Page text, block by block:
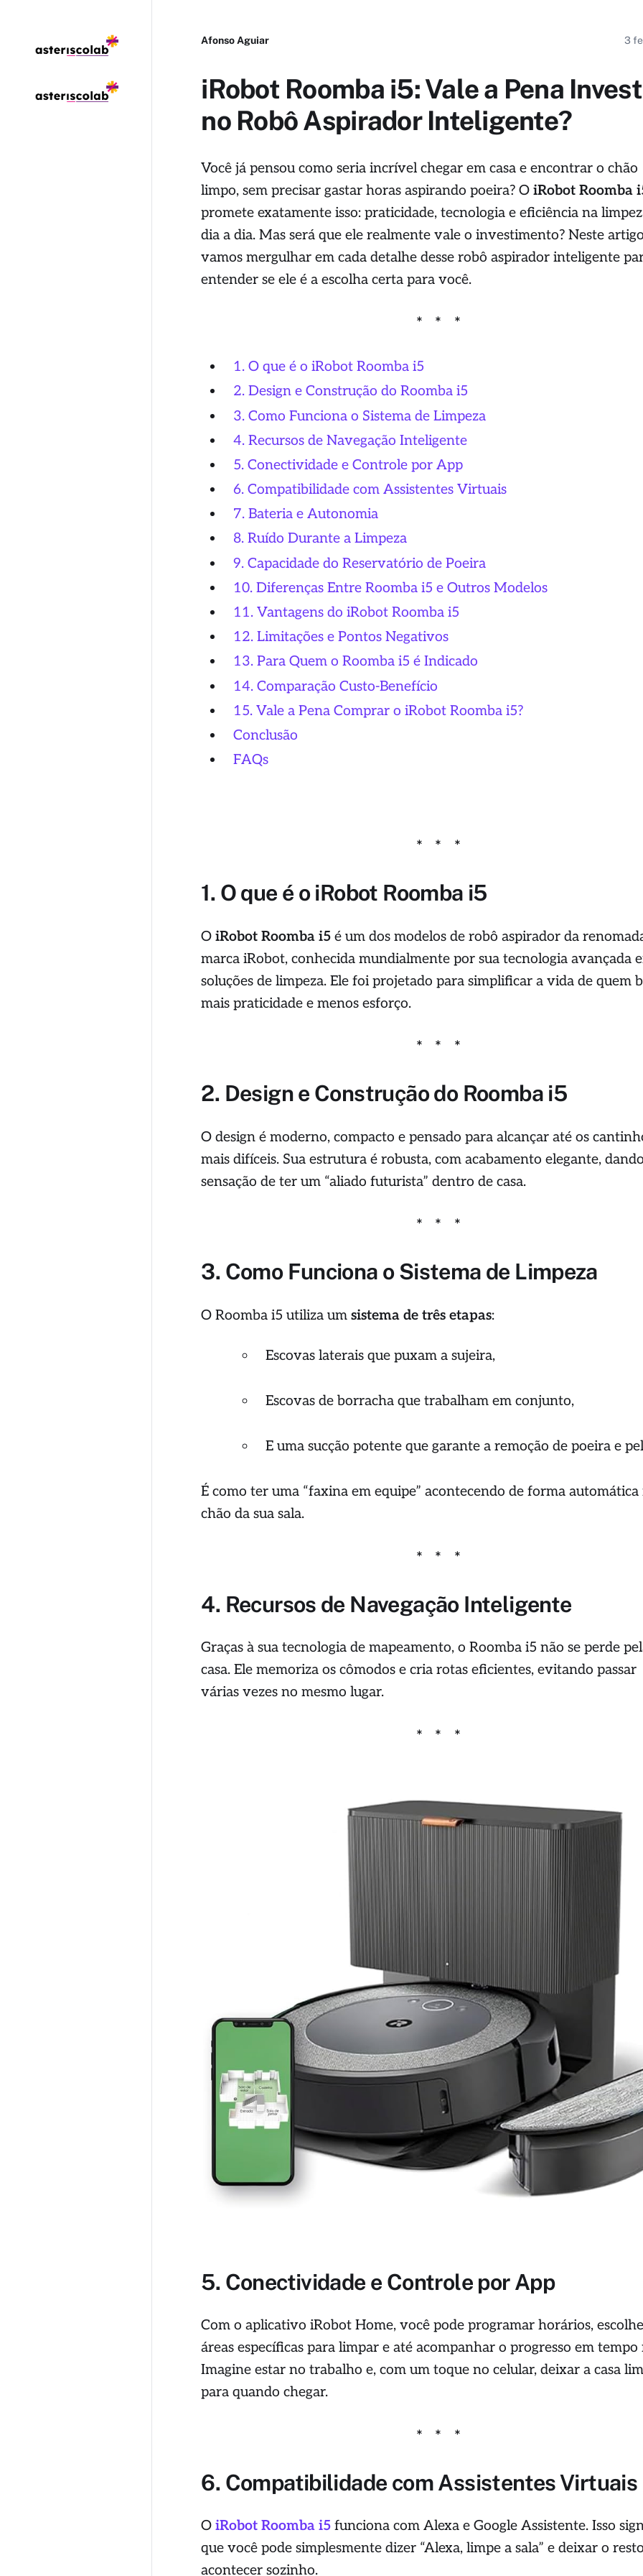
Afonso Aguiar 3
iRobot Roomba i5: Vale a Pena
no Robô Aspirador Inteligente?
Você já pensou como seria incrível chegar em casa e encontrar o chão
limpo, sem precisar gastar horas aspirando poeira? OiRobot Roomba
promete exatamente isso: praticidade, tecnologia e eficiência na
dia a dia. Mas será que ele realmente vale o investimento? Neste
vamos mergulhar em cada detalhe desse robô aspirador inteligente
entender se ele é a escolha certa para você.
1. O que é o iRobot Roomba i5
2. Design e Construção do Roomba i5
3. Como Funciona o Sistema de Limpeza
4. Recursos de Navegação Inteligente
5. Conectividade e Controle por App
6. Compatibilidade com Assistentes Virtuais
7. Bateria e Autonomia
8. Ruído Durante a Limpeza
9. Capacidade do Reservatório de Poeira
10. Diferenças Entre Roomba i5 e Outros Modelos
11. Vantagens do iRobot Roomba i5
12. Limitações e Pontos Negativos
13. Para Quem o Roomba i5 é Indicado
14. Comparação Custo-Benefício
15. Vale a Pena Comprar o iRobot Roomba i5?
Conclusão
FAQs
1. O que é o iRobot Roomba i5
OiRobot Roomba i5 é um dos modelos de robô aspirador da
marca iRobot, conhecida mundialmente por sua tecnologia avançada
soluções de limpeza. Ele foi projetado para simplificar a vida de quem
mais praticidade e menos esforço.
2. Design e Construção do Roomba i5
O design é moderno, compacto e pensado para alcançar até os
mais difíceis. Sua estrutura é robusta, com acabamento elegante,
sensação de ter um “aliado futurista” dentro de casa.
3. Como Funciona o Sistema de Limpeza
O Roomba i5 utiliza umsistema de três etapas:
Escovas laterais que puxam a sujeira,
Escovas de borracha que trabalham em conjunto,
E uma sucção potente que garante a remoção de poeira e
É como ter uma “faxina em equipe” acontecendo de forma automática
chão da sua sala.
4. Recursos de Navegação Inteligente
Graças à sua tecnologia de mapeamento, o Roomba i5 não se perde
casa. Ele memoriza os cômodos e cria rotas eficientes, evitando passar
várias vezes no mesmo lugar.
5. Conectividade e Controle por App
Com o aplicativo iRobot Home, você pode programar horários,
áreas específicas para limpar e até acompanhar o progresso em tempo
Imagine estar no trabalho e, com um toque no celular, deixar a casa
para quando chegar.
6. Compatibilidade com Assistentes Virtuais
OiRobot Roomba i5 funciona com Alexa e Google Assistente. Isso
que você pode simplesmente dizer “Alexa, limpe a sala” e deixar o
acontecer sozinho.